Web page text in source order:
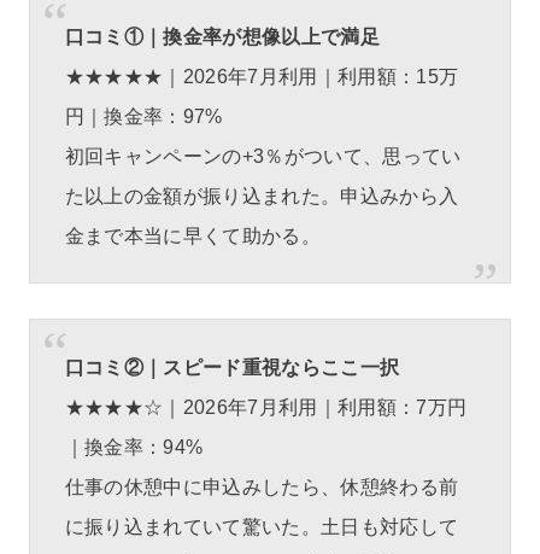
口コミ①｜換金率が想像以上で満足
★★★★★｜2026年7月利用｜利用額：15万
円｜換金率：97%
初回キャンペーンの+3％がついて、思ってい
た以上の金額が振り込まれた。申込みから入
金まで本当に早くて助かる。
口コミ②｜スピード重視ならここ一択
★★★★☆｜2026年7月利用｜利用額：7万円
｜換金率：94%
仕事の休憩中に申込みしたら、休憩終わる前
に振り込まれていて驚いた。土日も対応して